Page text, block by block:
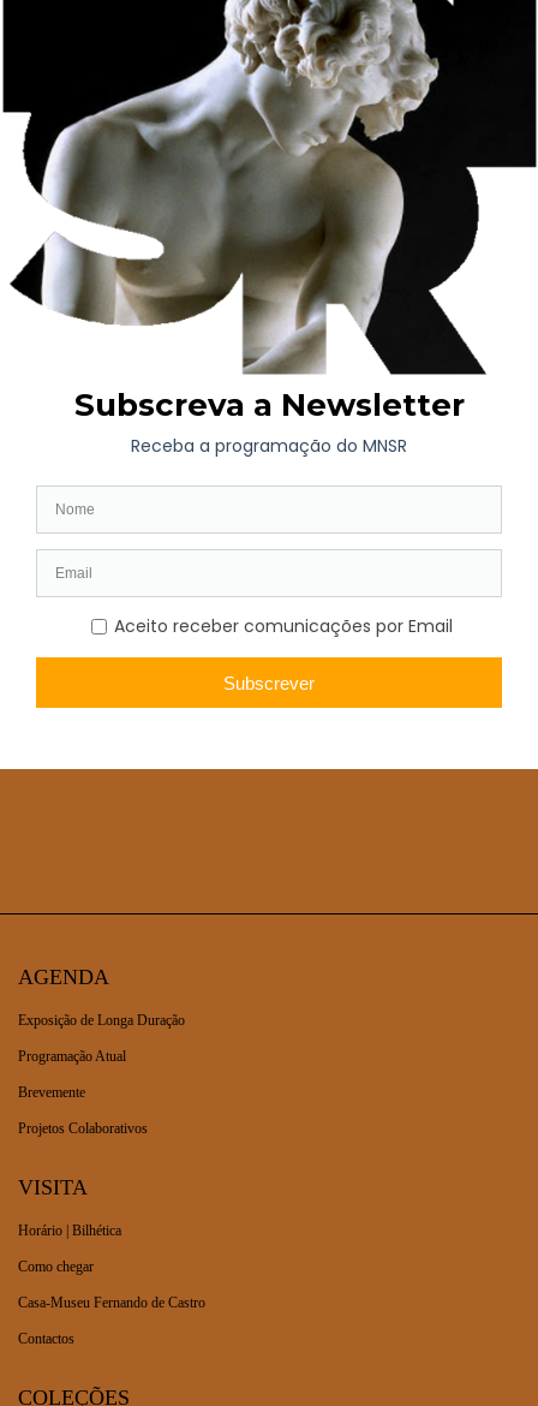
de pensar, criar com o que está à mão; a precaridade material
presente nos suportes e superfícies; a memória do simples
objeto antes do cunho artístico. A conservação deverá, assim,
contribuir para a permanência imaterial respeitando a fragilidade
da matéria.
Salomé Carvalho
é licenciada e doutorada em Conservação e
Restauro pela Universidade Católica do Porto, professora e
investigadora na área da Conservação e Restauro há 17 anos.
Conservadora-restauradora no Museu Nacional Soares dos Reis
há 12 anos, tem formação complementar em diversas áreas da
Conservação e Restauro, como escultura, cerâmica e vidro,
têxteis, conservação preventiva, História da Arte, gestão de
risco, gestão de ciência, gestão de projeto SCRUM e gestão
editorial. Foi membro da Direção da ARP (Associação
Profissional de Conservadores-restauradores de Portugal) de
2016 a 2020 e faz parte de comités executivos e científicos em
encontros e publicações científicas.
Faça parte dos Amigos do Museu
Beneficie de vantagens exclusivas. Saiba mais
AGENDA
Exposição de Longa Duração
Programação Atual
Brevemente
Projetos Colaborativos
VISITA
Horário | Bilhética
Como chegar
Casa-Museu Fernando de Castro
Contactos
COLEÇÕES